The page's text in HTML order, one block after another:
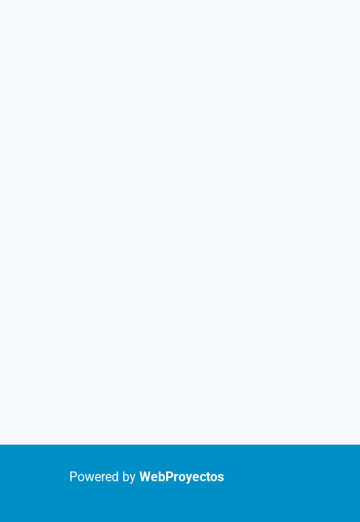
Powered by WebProyectos